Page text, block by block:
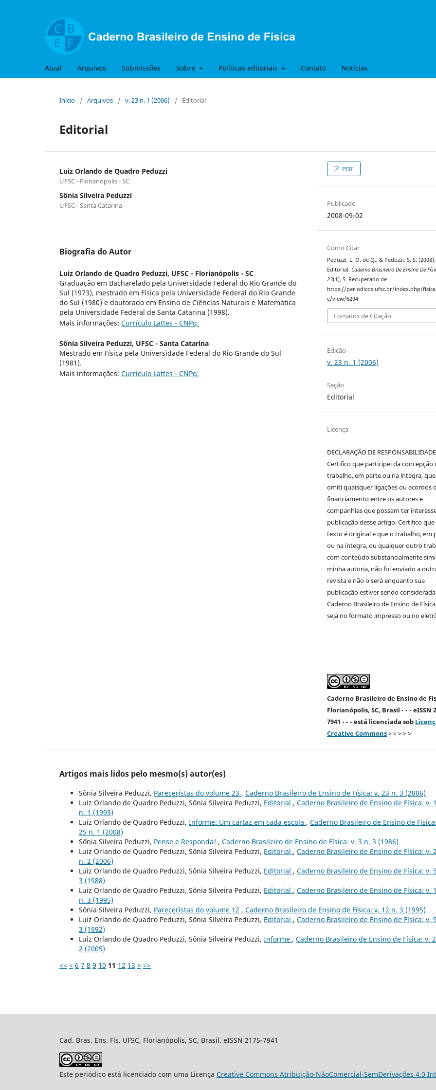
Atual Arquivos Submissões Sobre Políticas editoriais Contato Notícias
Início / Arquivos / v. 23 n. 1 (2006) / Editorial
Editorial
Luiz Orlando de Quadro Peduzzi
UFSC - Florianópolis - SC
Sônia Silveira Peduzzi
UFSC - Santa Catarina
Biografia do Autor
Luiz Orlando de Quadro Peduzzi, UFSC - Florianópolis - SC
Graduação em Bacharelado pela Universidade Federal do Rio Grande do
Sul (1973), mestrado em Física pela Universidade Federal do Rio Grande
do Sul (1980) e doutorado em Ensino de Ciências Naturais e Matemática
pela Universidade Federal de Santa Catarina (1998).
Mais informações: Currículo Lattes - CNPq.
Sônia Silveira Peduzzi, UFSC - Santa Catarina
Mestrado em Física pela Universidade Federal do Rio Grande do Sul
(1981).
Mais informações: Currículo Lattes - CNPq.
PDF
Publicado
2008-09-02
Como Citar
Peduzzi, L. O. de Q., & Peduzzi, S. S. (2008).
Editorial.Caderno Brasileiro De Ensino De
23(1), 5. Recuperado de
https://periodicos.ufsc.br/index.php/
e/view/6294
Fomatos de Citação
Edição
v. 23 n. 1 (2006)
Seção
Editorial
Licença
DECLARAÇÃO DE RESPONSABILIDADE
Certifico que participei da concepção
trabalho, em parte ou na íntegra,
omiti quaisquer ligações ou acordos
financiamento entre os autores e
companhias que possam ter
publicação desse artigo. Certifico que
texto é original e que o trabalho, em
ou na íntegra, ou qualquer outro
com conteúdo substancialmente
minha autoria, não foi enviado a
revista e não o será enquanto sua
publicação estiver sendo
Caderno Brasileiro de Ensino de
seja no formato impresso ou no
Caderno Brasileiro de Ensino de
Florianópolis, SC, Brasil - - - eISSN
7941 - - - está licenciada sob
Creative Commons> > > > >
Artigos mais lidos pelo mesmo(s) autor(es)
Sônia Silveira Peduzzi, Pareceristas do volume 23 , Caderno Brasileiro de Ensino de Física: v. 23 n. 3 (2006)
Luiz Orlando de Quadro Peduzzi, Sônia Silveira Peduzzi, Editorial , Caderno Brasileiro de Ensino de Física: v.
n. 1 (1993)
Luiz Orlando de Quadro Peduzzi, Informe: Um cartaz em cada escola , Caderno Brasileiro de Ensino de
25 n. 1 (2008)
Sônia Silveira Peduzzi, Pense e Responda! , Caderno Brasileiro de Ensino de Física: v. 3 n. 3 (1986)
Luiz Orlando de Quadro Peduzzi, Sônia Silveira Peduzzi, Editorial , Caderno Brasileiro de Ensino de Física: v.
n. 2 (2006)
Luiz Orlando de Quadro Peduzzi, Sônia Silveira Peduzzi, Editorial , Caderno Brasileiro de Ensino de Física: v.
3 (1988)
Luiz Orlando de Quadro Peduzzi, Sônia Silveira Peduzzi, Editorial , Caderno Brasileiro de Ensino de Física: v.
n. 3 (1995)
Sônia Silveira Peduzzi, Pareceristas do volume 12 , Caderno Brasileiro de Ensino de Física: v. 12 n. 3 (1995)
Luiz Orlando de Quadro Peduzzi, Sônia Silveira Peduzzi, Editorial , Caderno Brasileiro de Ensino de Física: v.
3 (1992)
Luiz Orlando de Quadro Peduzzi, Sônia Silveira Peduzzi, Informe , Caderno Brasileiro de Ensino de Física: v.
2 (2005)
<< < 6 7 8 9 10 11 12 13 > >>
Cad. Bras. Ens. Fís. UFSC, Florianópolis, SC, Brasil. eISSN 2175-7941
Este periódico está licenciado com uma Licença Creative Commons Atribuição-NãoComercial-SemDerivações 4.0